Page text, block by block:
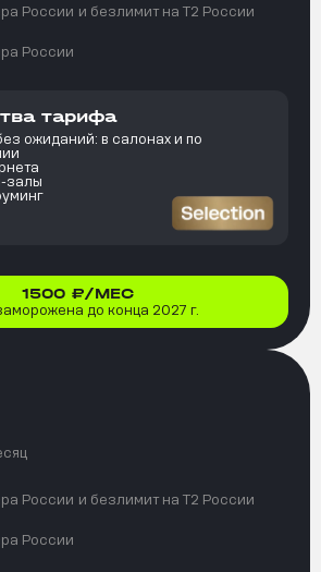
России и безлимит на T2 России
России
тарифа
ожиданий: в салонах и по
залы
1500 ₽/МЕС
до конца 2027 г.
России и безлимит на T2 России
России